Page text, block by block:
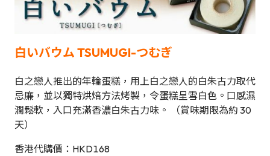
白いバウム TSUMUGI-つむぎ
白之戀人推出的年輪蛋糕，用上白之戀人的白朱古力取代
忌廉，並以獨特烘焙方法烤製，令蛋糕呈雪白色。口感濕
潤鬆軟，入口充滿香濃白朱古力味。 （賞味期限為約 30
天）
香港代購價：HKD168